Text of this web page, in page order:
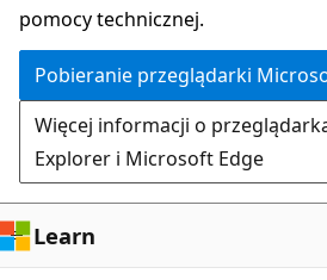
pomocy technicznej.
Pobieranie przeglądarki
Więcej informacji o
Explorer i Microsoft Edge
Learn